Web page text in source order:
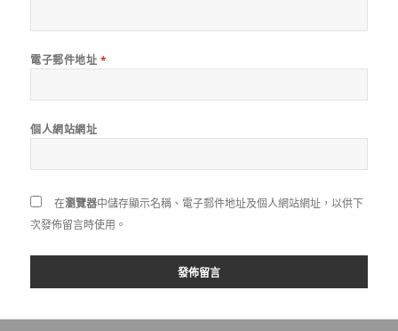
電子郵件地址 *
個人網站網址
在瀏覽器中儲存顯示名稱、電子郵件地址及個人網站網址，以供下
次發佈留言時使用。